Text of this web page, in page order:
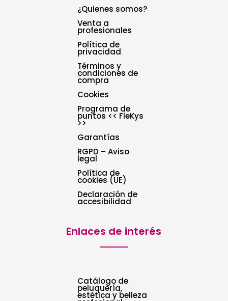
¿Quienes somos?
Venta a
profesionales
Política de
privacidad
Términos y
condiciones de
compra
Cookies
Programa de
puntos << FleKys
>>
Garantías
RGPD – Aviso
legal
Política de
cookies (UE)
Declaración de
accesibilidad
Enlaces de interés
Catálogo de
peluquería,
estética y belleza